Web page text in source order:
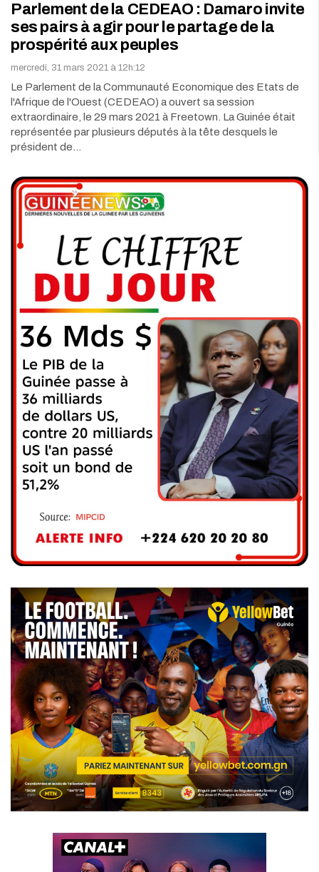
Parlement de la CEDEAO : Damaro invite
ses pairs à agir pour le partage de la
prospérité aux peuples
mercredi, 31 mars 2021 à 12h:12
Le Parlement de la Communauté Economique des Etats de
l'Afrique de l'Ouest (CEDEAO) a ouvert sa session
extraordinaire, le 29 mars 2021 à Freetown. La Guinée était
représentée par plusieurs députés à la tête desquels le
président de…